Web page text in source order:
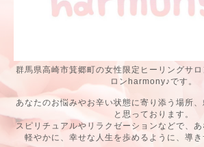
群馬県高崎市箕郷町の女性限定ヒーリングサ
ロンharmony♪です。
あなたのお悩みやお辛い状態に寄り添う場所
と思っております。
スピリチュアルやリラクゼーションなどで、あ
軽やかに、幸せな人生を歩めるように、導き